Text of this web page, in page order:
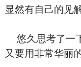
显然有自己的见解
悠久思考了一
又要用非常华丽